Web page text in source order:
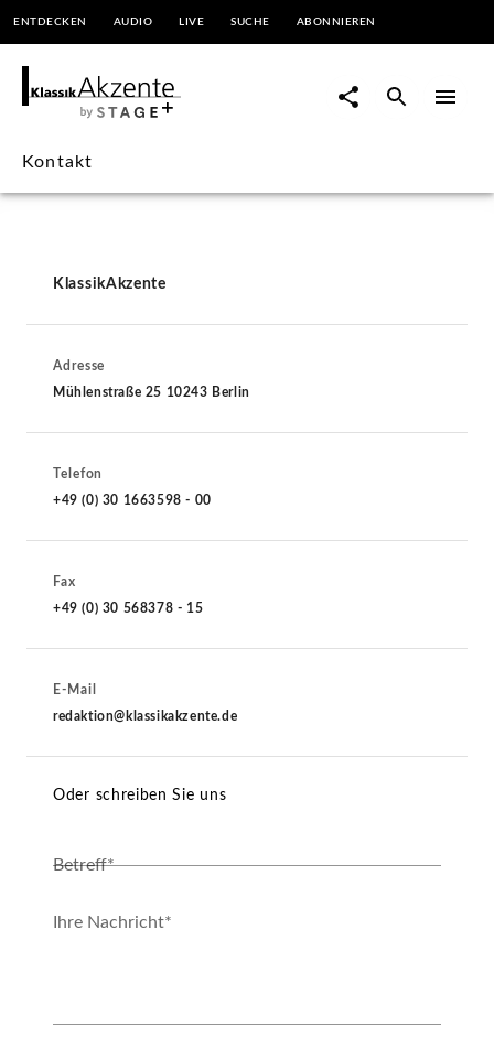
Kontakt
KlassikAkzente
by
ENTDECKEN AUDIO LIVE SUCHE ABONNIEREN
Kontakt
KlassikAkzente
Adresse
Mühlenstraße 25 10243 Berlin
Telefon
+49 (0) 30 1663598 - 00
Fax
+49 (0) 30 568378 - 15
E-Mail
redaktion@klassikakzente.de
Oder schreiben Sie uns
Betreff*
Ihre Nachricht*